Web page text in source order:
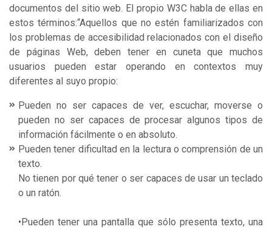
documentos del sitio web. El propio W3C habla de ellas en
estos términos:“Aquellos que no estén familiarizados con
los problemas de accesibilidad relacionados con el diseño
de páginas Web, deben tener en cuneta que muchos
usuarios pueden estar operando en contextos muy
diferentes al suyo propio:
Pueden no ser capaces de ver, escuchar, moverse o
pueden no ser capaces de procesar algunos tipos de
información fácilmente o en absoluto.
Pueden tener dificultad en la lectura o comprensión de un
texto.
No tienen por qué tener o ser capaces de usar un teclado
o un ratón.
•Pueden tener una pantalla que sólo presenta texto, una